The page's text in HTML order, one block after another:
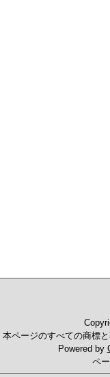
本ページのすべての商標
Powered by
ペ